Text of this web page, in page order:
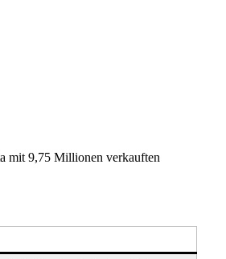
mit 9,75 Millionen verkauften